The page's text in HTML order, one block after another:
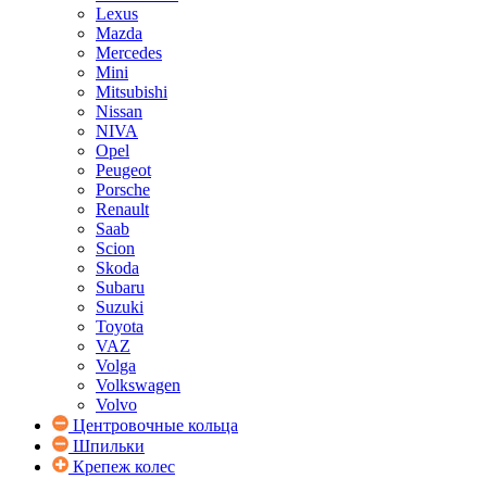
Lexus
Mazda
Mercedes
Mini
Mitsubishi
Nissan
NIVA
Opel
Peugeot
Porsche
Renault
Saab
Scion
Skoda
Subaru
Suzuki
Toyota
VAZ
Volga
Volkswagen
Volvo
Центровочные кольца
Шпильки
Крепеж колес